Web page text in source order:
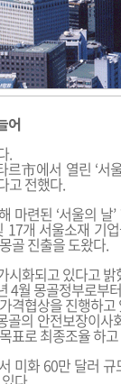
어
.
市에서 열린 ‘서
고 전했다.
마련된 ‘서울의 날
개 서울소재 기
골 진출을 도왔다.
시화되고 있다고 밝
4월 몽골정부로부
격협상을 진행하
의 안전보장이사
표로 최종조율 하
미화 60만 달러